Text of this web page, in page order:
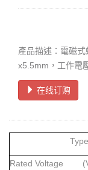
產品描述：電磁
x5.5mm，工作電
在线订购
Type
Rated Voltage